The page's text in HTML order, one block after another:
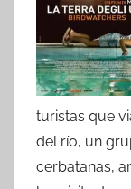
turistas que
del río, un
cerbatanas,